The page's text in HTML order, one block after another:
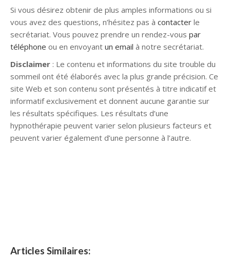
Si vous désirez obtenir de plus amples informations ou si
vous avez des questions, n’hésitez pas à contacter le
secrétariat. Vous pouvez prendre un rendez-vous par
téléphone ou en envoyant un email à notre secrétariat.
Disclaimer : Le contenu et informations du site trouble du
sommeil ont été élaborés avec la plus grande précision. Ce
site Web et son contenu sont présentés à titre indicatif et
informatif exclusivement et donnent aucune garantie sur
les résultats spécifiques. Les résultats d’une
hypnothérapie peuvent varier selon plusieurs facteurs et
peuvent varier également d’une personne à l’autre.
Articles Similaires: